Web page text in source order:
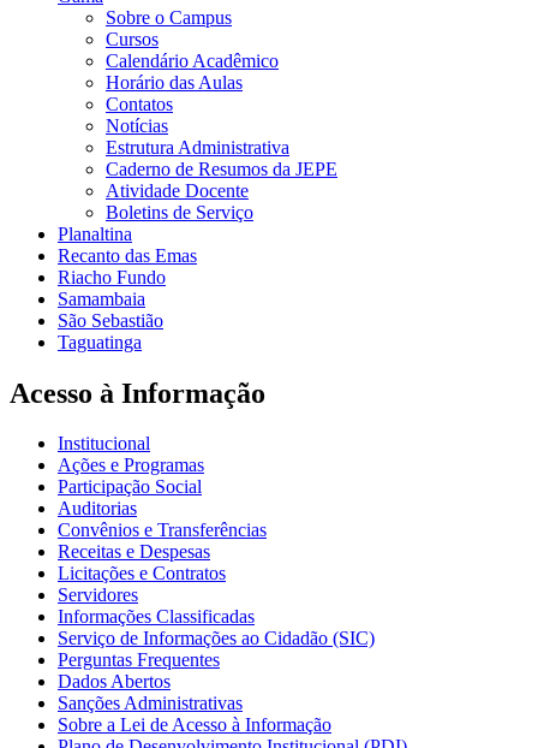
Sobre o Campus
Cursos
Calendário Acadêmico
Horário das Aulas
Contatos
Notícias
Estrutura Administrativa
Caderno de Resumos da JEPE
Atividade Docente
Boletins de Serviço
Planaltina
Recanto das Emas
Riacho Fundo
Samambaia
São Sebastião
Taguatinga
Acesso à Informação
Institucional
Ações e Programas
Participação Social
Auditorias
Convênios e Transferências
Receitas e Despesas
Licitações e Contratos
Servidores
Informações Classificadas
Serviço de Informações ao Cidadão (SIC)
Perguntas Frequentes
Dados Abertos
Sanções Administrativas
Sobre a Lei de Acesso à Informação